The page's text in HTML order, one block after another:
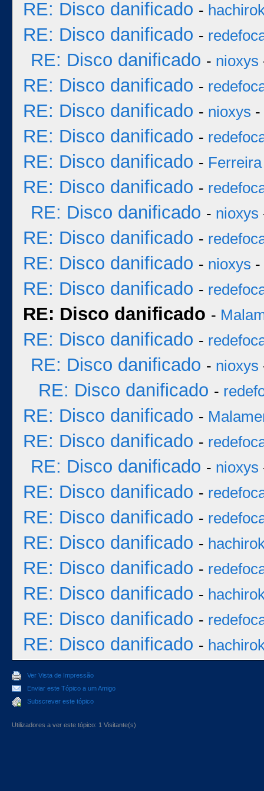
RE: Disco danificado -
RE: Disco danificado -
RE: Disco danificado - nioxys
RE: Disco danificado -
RE: Disco danificado - nioxys -
RE: Disco danificado -
RE: Disco danificado - Ferreira
RE: Disco danificado -
RE: Disco danificado - nioxys
RE: Disco danificado -
RE: Disco danificado - nioxys -
RE: Disco danificado -
RE: Disco danificado -
RE: Disco danificado -
RE: Disco danificado - nioxys
RE: Disco danificado -
RE: Disco danificado -
RE: Disco danificado -
RE: Disco danificado - nioxys
RE: Disco danificado -
RE: Disco danificado -
RE: Disco danificado -
RE: Disco danificado -
RE: Disco danificado -
RE: Disco danificado -
RE: Disco danificado -
Ver Vista de Impressão
Enviar este Tópico a um Amigo
Subscrever este tópico
Utilizadores a ver este tópico: 1 Visitante(s)